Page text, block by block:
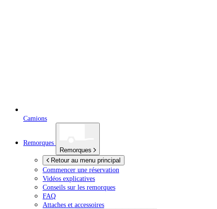
Camions
Remorques
Remorques
Retour au menu principal
Commencer une réservation
Vidéos explicatives
Conseils sur les remorques
FAQ
Attaches et accessoires